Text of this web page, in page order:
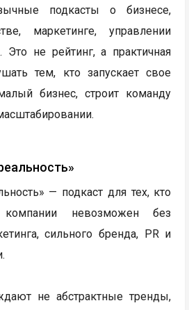
подкасты о бизнесе,
маркетинге, управлении
Это не рейтинг, а практичная
тем, кто запускает свое
бизнес, строит команду
— подкаст для тех, кто
невозможен без
сильного бренда, PR и
не абстрактные тренды,